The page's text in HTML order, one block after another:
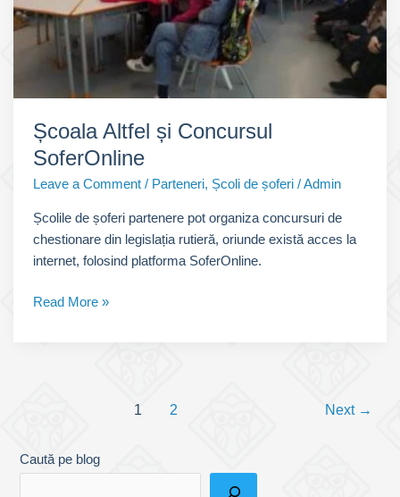
Școala Altfel și Concursul
SoferOnline
Leave a Comment / Parteneri, Școli de șoferi /Admin
Școlile de șoferi partenere pot organiza concursuri de
chestionare din legislația rutieră, oriunde există acces la
internet, folosind platforma SoferOnline.
Școala
și
Read More »
1 2 Next →
Caută pe blog